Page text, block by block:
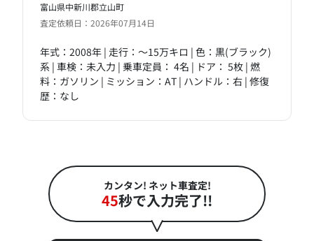
富山県中新川郡立山町
査定依頼日：2026年07月14日
年式：2008年 | 走行：～15万キロ | 色：黒(ブラック)
系 | 車検：未入力 | 乗車定員： 4名 | ドア： 5枚 | 燃
料：ガソリン | ミッション：AT | ハンドル：右 | 修復
歴：なし
カンタン! ネット車査定!
45秒で入力完了!!